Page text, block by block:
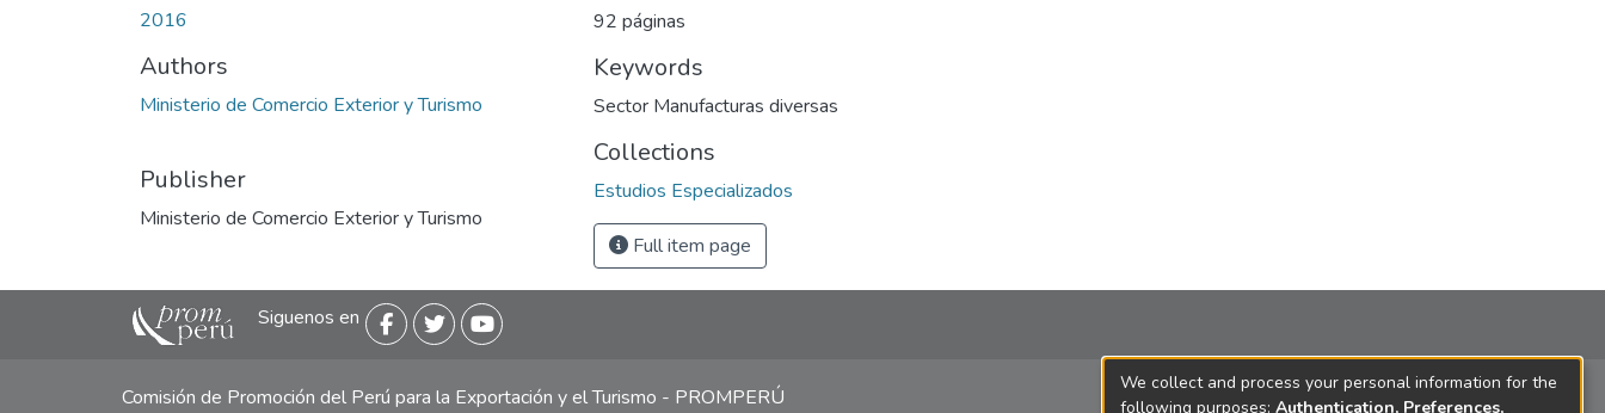
2016
Authors
Ministerio de Comercio Exterior y Turismo
Publisher
Ministerio de Comercio Exterior y Turismo
92 páginas
Keywords
Sector Manufacturas diversas
Collections
Estudios Especializados
Full item page
Siguenos en
Comisión de Promoción del Perú para la Exportación y el Turismo - PROMPERÚ
We collect and process your personal information for the
following purposes: Authentication, Preferences,